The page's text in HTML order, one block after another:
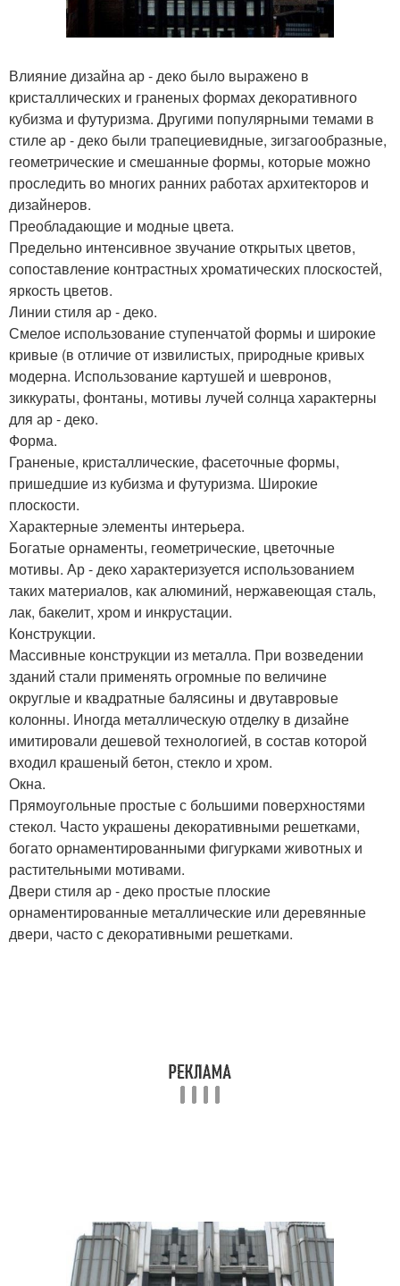
Влияние дизайна ар - деко было выражено в
кристаллических и граненых формах декоративного
кубизма и футуризма. Другими популярными темами в
стиле ар - деко были трапециевидные, зигзагообразные,
геометрические и смешанные формы, которые можно
проследить во многих ранних работах архитекторов и
дизайнеров.
Преобладающие и модные цвета.
Предельно интенсивное звучание открытых цветов,
сопоставление контрастных хроматических плоскостей,
яркость цветов.
Линии стиля ар - деко.
Смелое использование ступенчатой формы и широкие
кривые (в отличие от извилистых, природные кривых
модерна. Использование картушей и шевронов,
зиккураты, фонтаны, мотивы лучей солнца характерны
для ар - деко.
Форма.
Граненые, кристаллические, фасеточные формы,
пришедшие из кубизма и футуризма. Широкие
плоскости.
Характерные элементы интерьера.
Богатые орнаменты, геометрические, цветочные
мотивы. Ар - деко характеризуется использованием
таких материалов, как алюминий, нержавеющая сталь,
лак, бакелит, хром и инкрустации.
Конструкции.
Массивные конструкции из металла. При возведении
зданий стали применять огромные по величине
округлые и квадратные балясины и двутавровые
колонны. Иногда металлическую отделку в дизайне
имитировали дешевой технологией, в состав которой
входил крашеный бетон, стекло и хром.
Окна.
Прямоугольные простые с большими поверхностями
стекол. Часто украшены декоративными решетками,
богато орнаментированными фигурками животных и
растительными мотивами.
Двери стиля ар - деко простые плоские
орнаментированные металлические или деревянные
двери, часто с декоративными решетками.